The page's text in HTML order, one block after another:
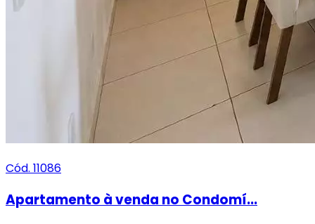
Cód. 11086
Apartamento à venda no Condomí...